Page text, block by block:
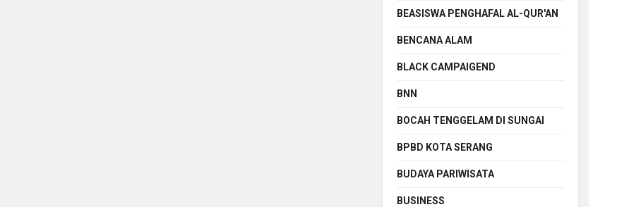
BEASISWA PENGHAFAL AL-QUR'AN
BENCANA ALAM
BLACK CAMPAIGEND
BNN
BOCAH TENGGELAM DI SUNGAI
BPBD KOTA SERANG
BUDAYA PARIWISATA
BUSINESS